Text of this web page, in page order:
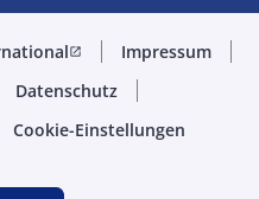
open_in_new
Impressum
Datenschutz
Cookie-Einstellungen